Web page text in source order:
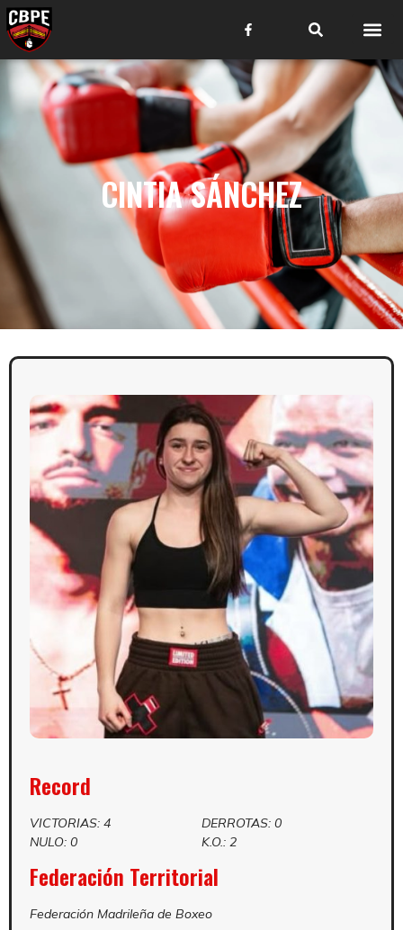
CINTIA SÁNCHEZ
Record
VICTORIAS: 4
DERROTAS: 0
NULO: 0
K.O.: 2
Federación Territorial
Federación Madrileña de Boxeo